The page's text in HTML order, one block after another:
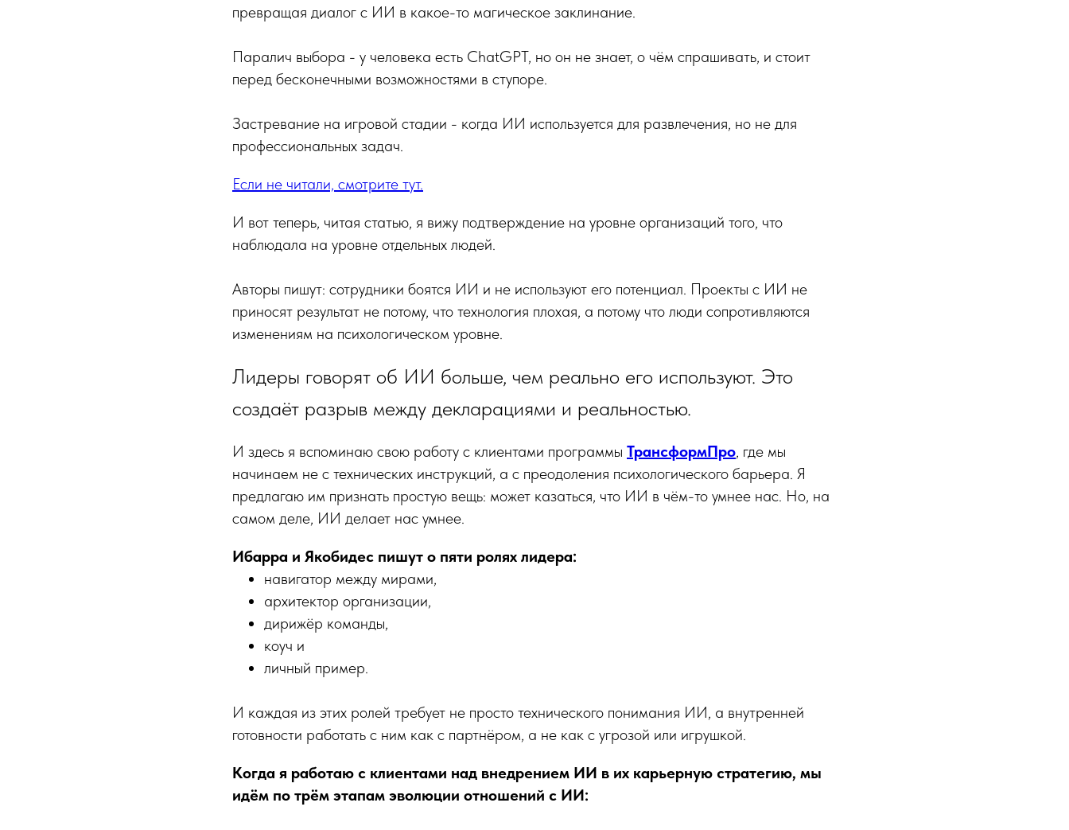
превращая диалог с ИИ в какое-то магическое заклинание.
Паралич выбора - у человека есть ChatGPT, но он не знает, о чём спрашивать, и стоит
перед бесконечными возможностями в ступоре.
Застревание на игровой стадии - когда ИИ используется для развлечения, но не для
профессиональных задач.
Если не читали, смотрите тут.
И вот теперь, читая статью, я вижу подтверждение на уровне организаций того, что
наблюдала на уровне отдельных людей.
Авторы пишут: сотрудники боятся ИИ и не используют его потенциал. Проекты с ИИ не
приносят результат не потому, что технология плохая, а потому что люди сопротивляются
изменениям на психологическом уровне.
Лидеры говорят об ИИ больше, чем реально его используют. Это
создаёт разрыв между декларациями и реальностью.
И здесь я вспоминаю свою работу с клиентами программы ТрансформПро, где мы
начинаем не с технических инструкций, а с преодоления психологического барьера. Я
предлагаю им признать простую вещь: может казаться, что ИИ в чём-то умнее нас. Но, на
самом деле, ИИ делает нас умнее.
Ибарра и Якобидес пишут о пяти ролях лидера:
навигатор между мирами,
архитектор организации,
дирижёр команды,
коуч и
личный пример.
И каждая из этих ролей требует не просто технического понимания ИИ, а внутренней
готовности работать с ним как с партнёром, а не как с угрозой или игрушкой.
Когда я работаю с клиентами над внедрением ИИ в их карьерную стратегию, мы
идём по трём этапам эволюции отношений с ИИ: